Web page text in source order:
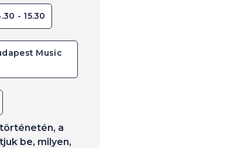
- 15.30
Music
a
be, milyen,